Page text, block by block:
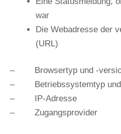
war
Die Webadresse der
(URL)
– Browsertyp und -
– Betriebssystemtyp und
– IP-Adresse
– Zugangsprovider